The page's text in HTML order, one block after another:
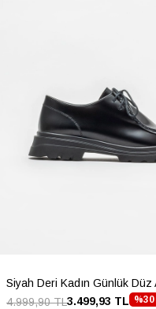
Siyah Deri Kadın Günlük Düz
%30
3.499,93 TL
4.999,90 TL